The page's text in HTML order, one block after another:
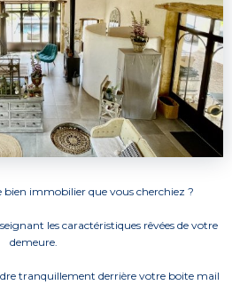
bien immobilier que vous cherchiez ?
les caractéristiques rêvées de votre
demeure.
tranquillement derrière votre boite mail